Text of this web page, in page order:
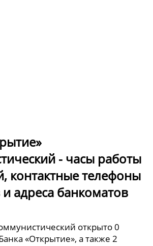
- часы работы
контактные телефоны
адреса банкоматов
открыто 0
«Открытие», а также 2